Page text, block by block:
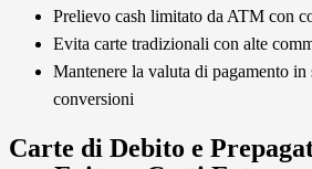
Prelievo cash limitato da ATM con
Evita carte tradizionali con alte
Mantenere la valuta di pagamento
conversioni
Carte di Debito e